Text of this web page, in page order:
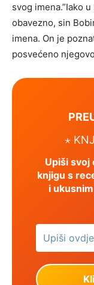
svog imena.”Iako
obavezno, sin
imena. On je
posvećeno
⋆
Upiši svoj
knjigu s
i